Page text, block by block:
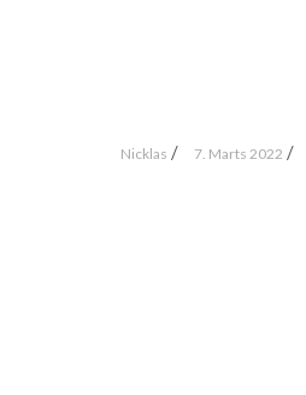
Nicklas / 7. Marts 2022 /